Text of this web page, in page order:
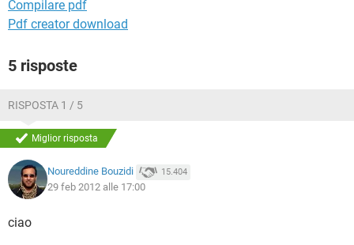
Compilare pdf
Pdf creator download
5 risposte
RISPOSTA 1 / 5
Miglior risposta
Noureddine Bouzidi 15.404
29 feb 2012 alle 17:00
ciao